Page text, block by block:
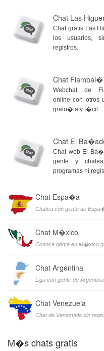
Chat Las
Chat gratis Las
los usuarios,
registros.
Chat Fiambal�
Webchat de
online con otros
gratu�ta y f�cil.
Chat El
Chat web El
gente y
programas ni
Chat Espa�a
Chatea con gente de
Chat M�xico
Conoce gente en M�xico
Chat Argentina
Liga con gente de Argentina.
Chat Venezuela
Chat de Venezuela sin
M�s chats gratis